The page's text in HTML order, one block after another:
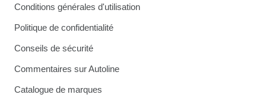
Conditions générales d'utilisation
Politique de confidentialité
Conseils de sécurité
Commentaires sur Autoline
Catalogue de marques